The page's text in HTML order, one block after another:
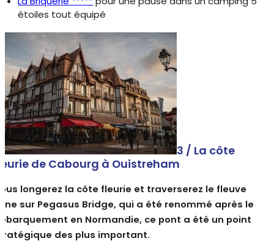
étoiles tout équipé
3 / La côte
de Cabourg à Ouistreham
longerez la côte fleurie et traverserez le fleuve
sur Pegasus Bridge, qui a été renommé après le
en Normandie, ce pont a été un point
des plus important.